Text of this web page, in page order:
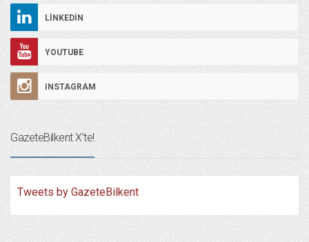
LINKEDIN
YOUTUBE
INSTAGRAM
GazeteBilkent X’te!
Tweets by GazeteBilkent